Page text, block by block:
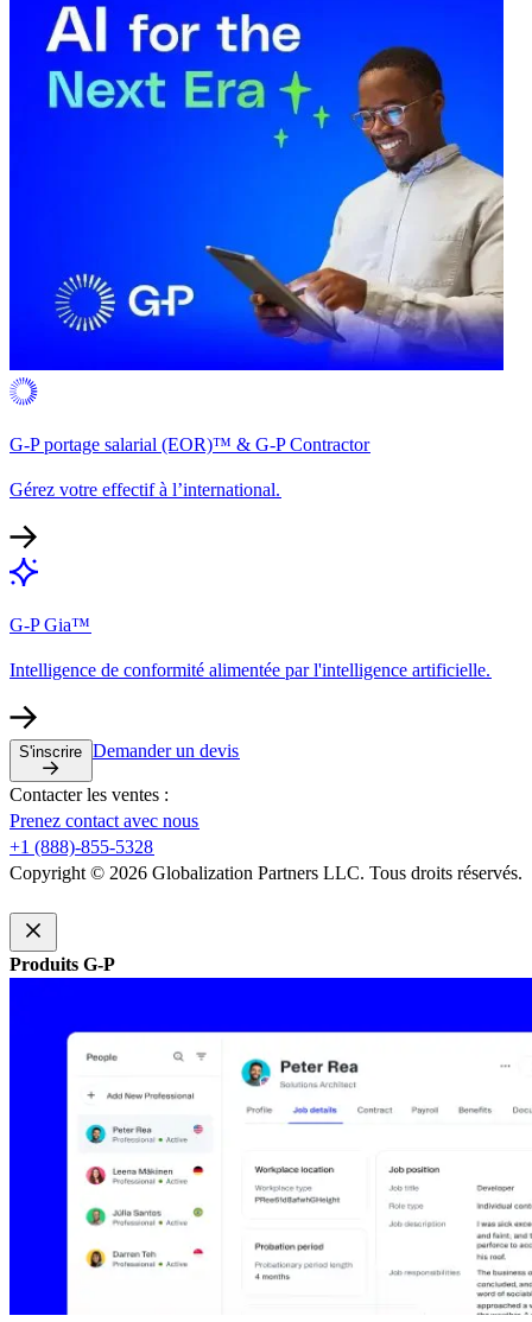
G-P portage salarial (EOR)™ & G-P Contractor​​
Gérez votre effectif à l’international.​​
G-P Gia™​​
Intelligence de conformité alimentée par l'intelligence artificielle.​​
S'inscrire​​ Demander un devis​​
Contacter les ventes :​​
Prenez contact avec nous​​
+1 (888)-855-5328​​
Copyright © 2026 Globalization Partners LLC. Tous droits réservés.​​
Produits G-P​​